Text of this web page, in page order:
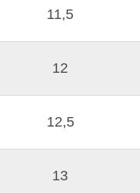
11,5
12
12,5
13